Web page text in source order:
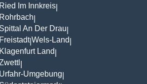
Im Innkreis
An Der Drau
|Wels-Land
Land
Umgebung